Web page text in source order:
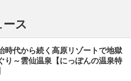
ス
時代から続く高原リゾートで地獄
り～雲仙温泉【にっぽんの温泉特